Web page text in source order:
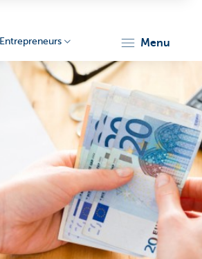
Entrepreneurs menu